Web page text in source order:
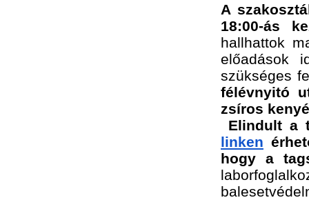
A
18:00-ás
hallhattok
előadások
szükséges
félévnyitó
zsíros
Elindult a
linken
hogy a